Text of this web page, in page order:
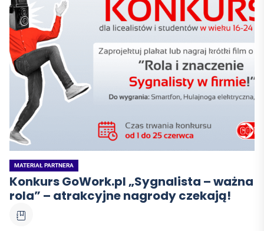
MATERIAŁ PARTNERA
Konkurs GoWork.pl „Sygnalista – ważna
rola” – atrakcyjne nagrody czekają!